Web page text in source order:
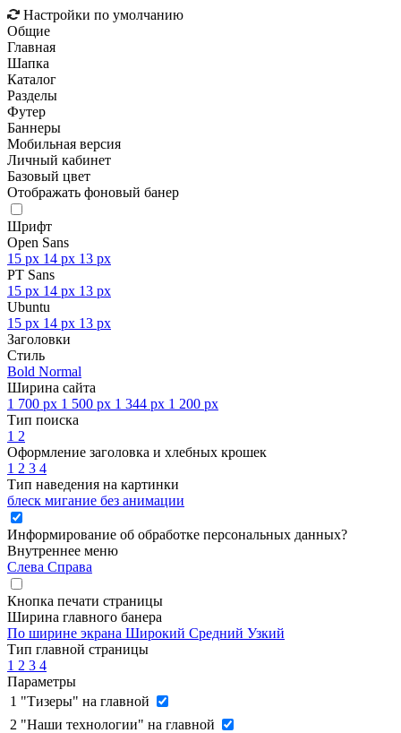
Настройки по умолчанию
Общие
Главная
Шапка
Каталог
Разделы
Футер
Баннеры
Мобильная версия
Личный кабинет
Базовый цвет
Отображать фоновый банер
Шрифт
Open Sans
15 px 14 px 13 px
PT Sans
15 px 14 px 13 px
Ubuntu
15 px 14 px 13 px
Заголовки
Стиль
Bold Normal
Ширина сайта
1 700 px 1 500 px 1 344 px 1 200 px
Тип поиска
1 2
Оформление заголовка и хлебных крошек
1 2 3 4
Тип наведения на картинки
блеск мигание без анимации
Информирование об обработке персональных данных?
Внутреннее меню
Слева Справа
Кнопка печати страницы
Ширина главного банера
По ширине экрана Широкий Средний Узкий
Тип главной страницы
1 2 3 4
Параметры
1 "Тизеры" на главной
2 "Наши технологии" на главной